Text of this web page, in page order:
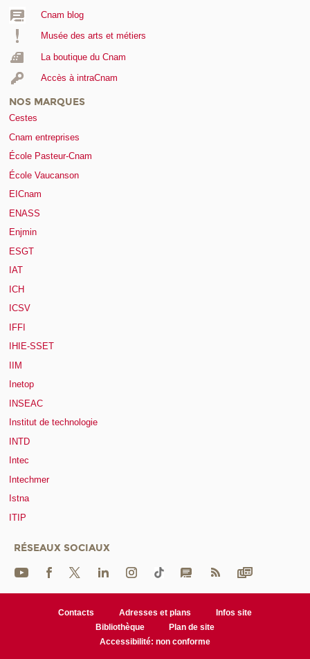
Cnam blog
Musée des arts et métiers
La boutique du Cnam
Accès à intraCnam
NOS MARQUES
Cestes
Cnam entreprises
École Pasteur-Cnam
École Vaucanson
EICnam
ENASS
Enjmin
ESGT
IAT
ICH
ICSV
IFFI
IHIE-SSET
IIM
Inetop
INSEAC
Institut de technologie
INTD
Intec
Intechmer
Istna
ITIP
RÉSEAUX SOCIAUX
Contacts Adresses et plans
Infos site
Bibliothèque
Plan de site
Accessibilité: non conforme